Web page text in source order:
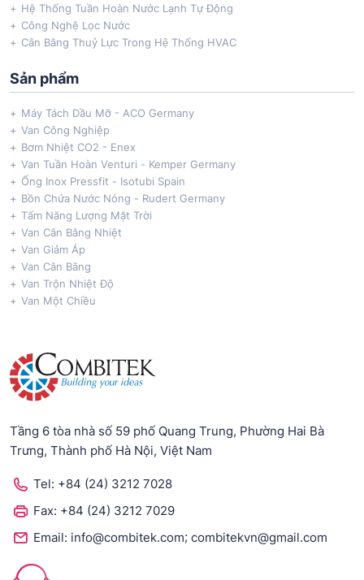
Hệ Thống Tuần Hoàn Nước Lạnh Tự Động
Công Nghệ Lọc Nước
Cân Bằng Thuỷ Lực Trong Hệ Thống HVAC
Sản phẩm
Máy Tách Dầu Mỡ - ACO Germany
Van Công Nghiệp
Bơm Nhiệt CO2 - Enex
Van Tuần Hoàn Venturi - Kemper Germany
Ống Inox Pressfit - Isotubi Spain
Bồn Chứa Nước Nóng - Rudert Germany
Tấm Năng Lượng Mặt Trời
Van Cân Bằng Nhiệt
Van Giảm Áp
Van Cân Bằng
Van Trộn Nhiệt Độ
Van Một Chiều
Tầng 6 tòa nhà số 59 phố Quang Trung, Phường Hai Bà
Trưng, Thành phố Hà Nội, Việt Nam
Tel: +84 (24) 3212 7028
Fax: +84 (24) 3212 7029
Email: info@combitek.com; combitekvn@gmail.com